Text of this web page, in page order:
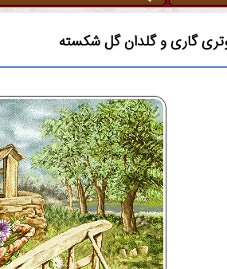
گاری و گلدان گل شکسته